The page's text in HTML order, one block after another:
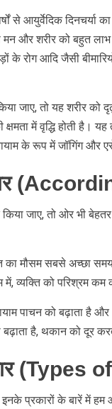
से आयुर्वेदिक दिनचर्या
से मन और शरीर को बहुत
के रोग आदि जैसी
जाए, तो यह शरीर को
में वृद्धि होती है।
के रूप में जॉगिंग और
जाए, तो ओर भी
का मौसम सबसे अच्छा
में, व्यक्ति को परिश्रम
पाचन को बढ़ाता है
बढ़ाता है, थकान को दूर
(Types
प्रकारों के बारें में हम